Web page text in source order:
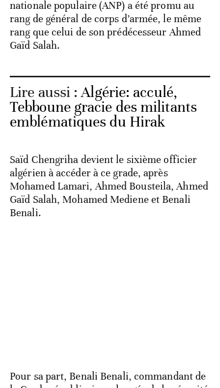
nationale populaire (ANP) a été promu au
rang de général de corps d’armée, le même
rang que celui de son prédécesseur Ahmed
Gaïd Salah.
Lire aussi :Algérie: acculé,
Tebboune gracie des militants
emblématiques du Hirak
Saïd Chengriha devient le sixième officier
algérien à accéder à ce grade, après
Mohamed Lamari, Ahmed Bousteila, Ahmed
Gaïd Salah, Mohamed Mediene et Benali
Benali.
Pour sa part, Benali Benali, commandant de